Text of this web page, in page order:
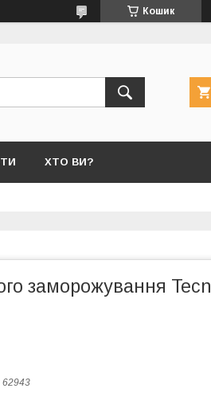
Кошик
ХТО ВИ?
заморожування
62943